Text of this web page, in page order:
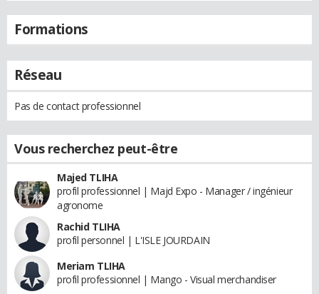
Formations
Réseau
Pas de contact professionnel
Vous recherchez peut-être
Majed TLIHA
profil professionnel | Majd Expo - Manager / ingénieur
agronome
Rachid TLIHA
profil personnel | L'ISLE JOURDAIN
Meriam TLIHA
profil professionnel | Mango - Visual merchandiser